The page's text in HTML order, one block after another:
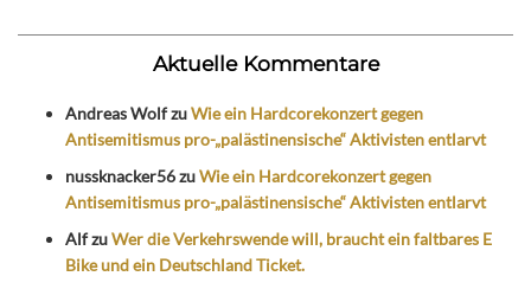
Aktuelle Kommentare
Andreas WolfzuWie ein Hardcorekonzert gegen
Antisemitismus pro-„palästinensische“ Aktivisten entlarvt
nussknacker56zuWie ein Hardcorekonzert gegen
Antisemitismus pro-„palästinensische“ Aktivisten entlarvt
AlfzuWer die Verkehrswende will, braucht ein faltbares E
Bike und ein Deutschland Ticket.